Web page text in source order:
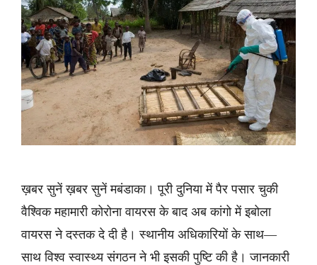
ख़बर सुनें ख़बर सुनें मबंडाका। पूरी दुनिया में पैर पसार चुकी
वैश्विक महामारी कोरोना वायरस के बाद अब कांगो में इबोला
वायरस ने दस्तक दे दी है। स्थानीय अधिकारियों के साथ—
साथ विश्व स्वास्थ्य संगठन ने भी इसकी पुष्टि की है। जानकारी